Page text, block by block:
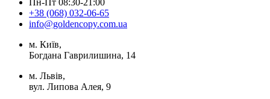
Пн-Пт 08:30-21:00
+38 (068) 032-06-65
info@goldencopy.com.ua
м. Київ,
Богдана Гаврилишина, 14
м. Львів,
вул. Липова Алея, 9